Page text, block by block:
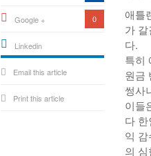
애틀
가
다.
특히
원금
썽사
이들
다
익
의
Google + 0
Linkedin
icon[type=linkedin-bug]
Email this article
Print this article